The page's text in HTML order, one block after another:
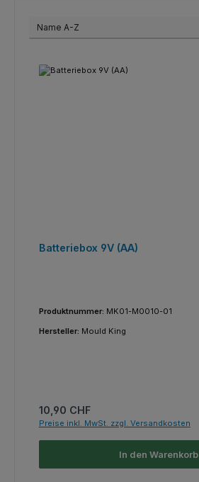
Batteriebox 9V (AA)
Produktnummer: MK01-M0010-01
Hersteller: Mould King
Regulärer Preis:
10,90 CHF
Preise inkl. MwSt. zzgl. Versandkosten
In den Warenkorb